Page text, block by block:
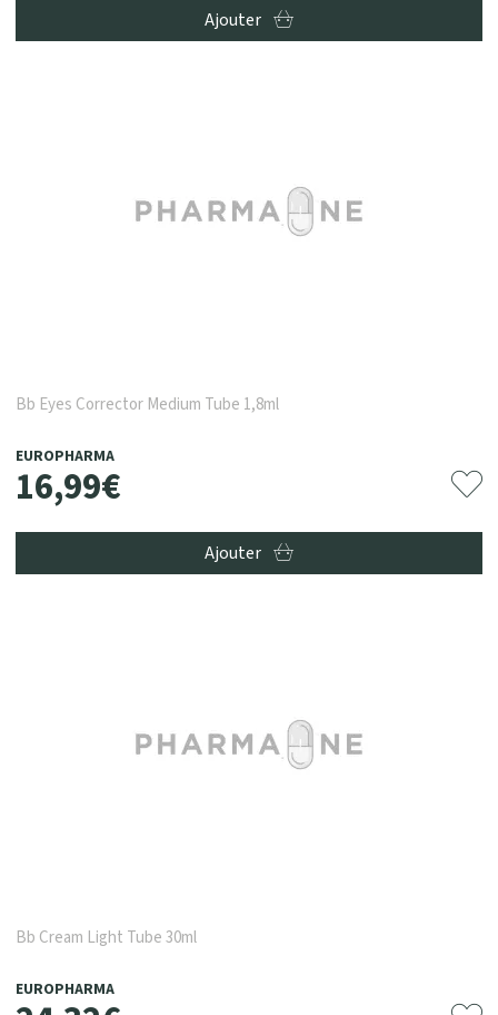
Ajouter
Bb Eyes Corrector Medium Tube 1,8ml
EUROPHARMA
16,99€
Ajouter
Bb Cream Light Tube 30ml
EUROPHARMA